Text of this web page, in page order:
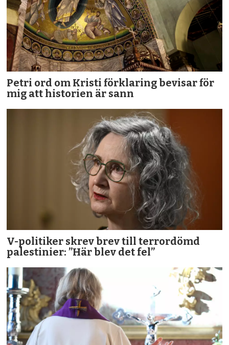
Petri ord om Kristi förklaring bevisar för
mig att historien är sann
V-politiker skrev brev till terror­dömd
palestinier: ”Här blev det fel”